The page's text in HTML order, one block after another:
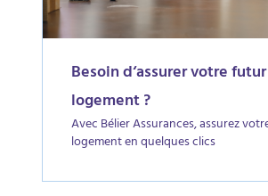
Besoin d‘assurer votre futur
logement ?
Avec Bélier Assurances, assurez
logement en quelques clics